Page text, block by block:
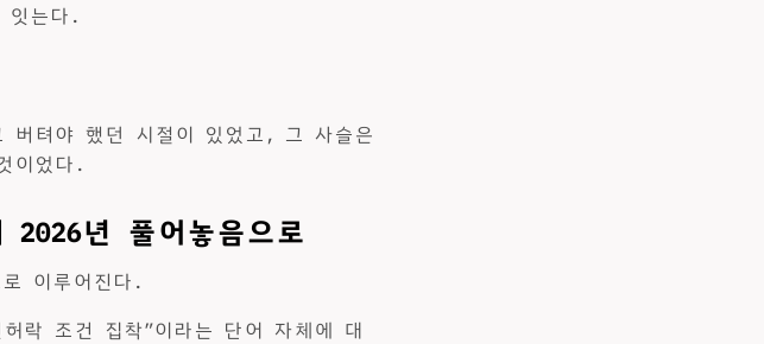
잇는다.
버텨야 했던 시절이 있었고, 그 사슬은
이었다.
년 풀어놓음으로
이루어진다.
락 조건 집착”이라는 단어 자체에 대